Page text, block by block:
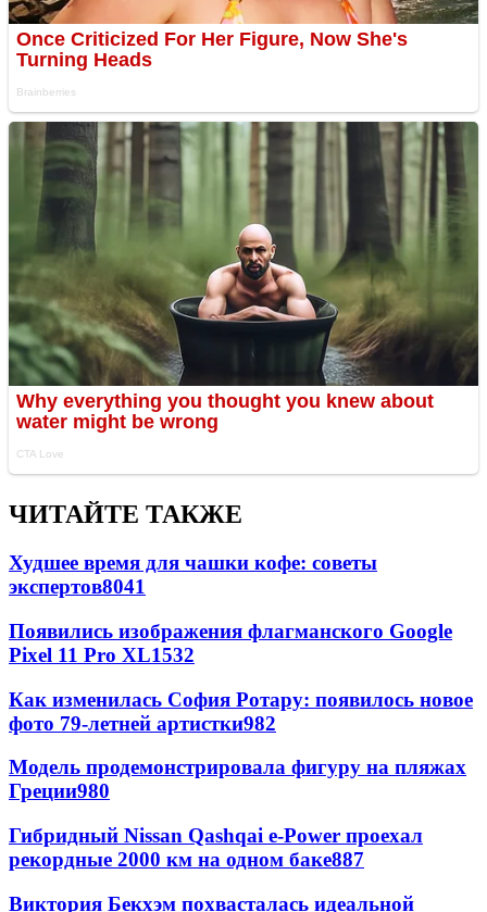
ЧИТАЙТЕ ТАКЖЕ
Худшее время для чашки кофе: советы
экспертов8041
Появились изображения флагманского Google
Pixel 11 Pro XL1532
Как изменилась София Ротару: появилось новое
фото 79-летней артистки982
Модель продемонстрировала фигуру на пляжах
Греции980
Гибридный Nissan Qashqai e-Power проехал
рекордные 2000 км на одном баке887
Виктория Бекхэм похвасталась идеальной